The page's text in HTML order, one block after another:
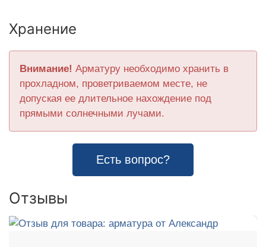
Хранение
Внимание! Арматуру необходимо хранить в
прохладном, проветриваемом месте, не
допуская ее длительное нахождение под
прямыми солнечными лучами.
Есть вопрос?
Отзывы